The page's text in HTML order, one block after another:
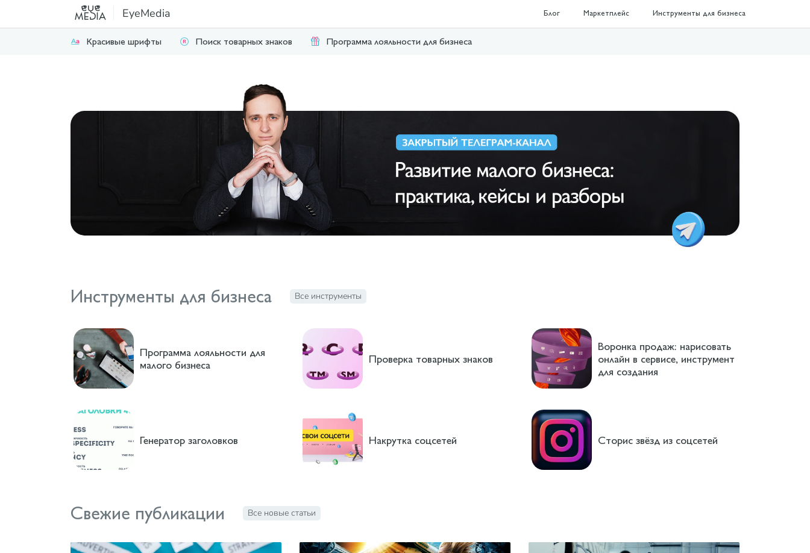
EyeMedia Блог Маркетплейс Инструменты для бизнеса
Красивые шрифты Поиск товарных знаков Программа лояльности для бизнеса
Инструменты для бизнеса Все инструменты
Программа лояльности для
малого бизнеса
Проверка товарных знаков
Воронка продаж: нарисовать
онлайн в сервисе, инструмент
для создания
Генератор заголовков Накрутка соцсетей Сторис звёзд из соцсетей
Свежие публикации Все новые статьи